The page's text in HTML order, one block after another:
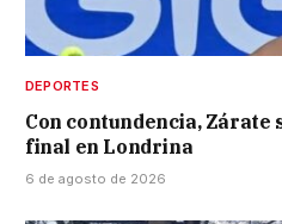
DEPORTES
Con contundencia, Zárate
final en Londrina
6 de agosto de 2026